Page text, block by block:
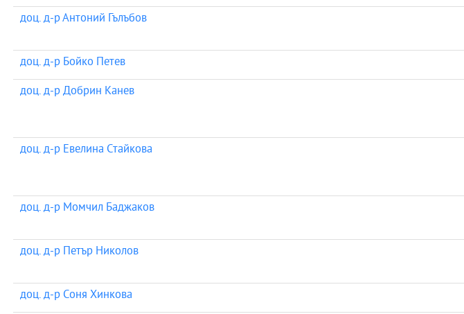
доц. д-р Антоний Гълъбов
доц. д-р Бойко Петев
доц. д-р Добрин Канев
доц. д-р Евелина Стайкова
доц. д-р Момчил Баджаков
доц. д-р Петър Николов
доц. д-р Соня Хинкова